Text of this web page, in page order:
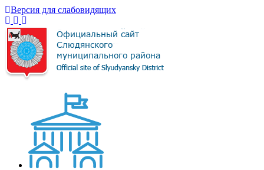
Версия для слабовидящих